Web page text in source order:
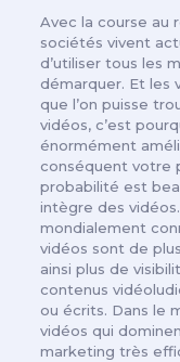
Avec la course au
sociétés vivent
d’utiliser tous les
démarquer. Et les
que l’on puisse
vidéos, c’est
énormément
conséquent votre
probabilité est
intègre des
mondialement
vidéos sont de
ainsi plus de
contenus
ou écrits. Dans le
vidéos qui
marketing très